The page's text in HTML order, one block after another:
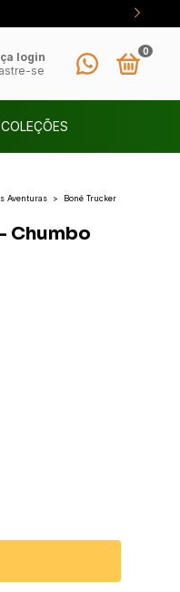
login
se
0
COLEÇÕES
Aventuras >
Boné Trucker
Chumbo